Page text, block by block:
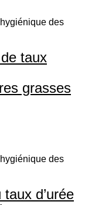
des
taux
grasses
des
d’urée